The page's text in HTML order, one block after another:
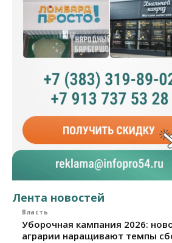
Лента новостей
Власть
Уборочная кампания 2026:
аграрии наращивают темпы